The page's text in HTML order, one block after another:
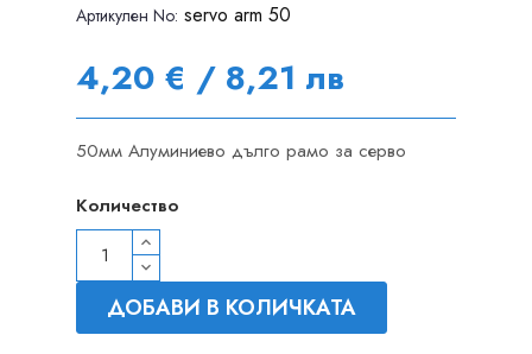
Артикулен Nо: servo arm 50
4,20 € / 8,21 лв
50мм Алуминиево дълго рамо за серво
Количество
ДОБАВИ В КОЛИЧКАТА